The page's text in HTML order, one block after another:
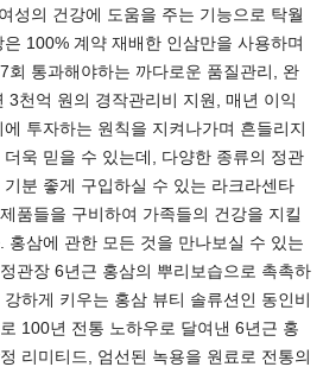
성의 건강에 도움을 주는 기능으로 탁월
100% 계약 재배한 인삼만을 사용하며
회 통과해야하는 까다로운 품질관리, 완
3천억 원의 경작관리비 지원, 매년 이익
투자하는 원칙을 지켜나가며 흔들리지
욱 믿을 수 있는데, 다양한 종류의 정관
분 좋게 구입하실 수 있는 라크라센타
품들을 구비하여 가족들의 건강을 지킬
홍삼에 관한 모든 것을 만나보실 수 있는
관장 6년근 홍삼의 뿌리보습으로 촉촉하
하게 키우는 홍삼 뷰티 솔류션인 동인비
100년 전통 노하우로 달여낸 6년근 홍
리미티드, 엄선된 녹용을 원료로 전통의